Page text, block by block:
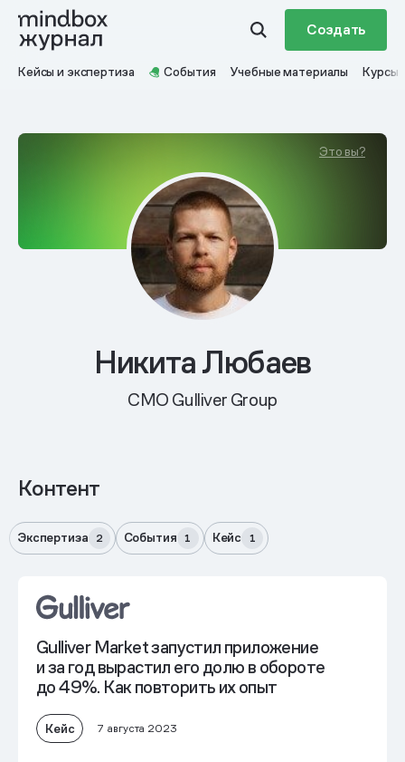
Создать
Кейсы и экспертиза События Учебные материалы Курсы
Это вы?
Никита Любаев
CMO Gulliver Group
Контент
Экспертиза 2 События 1 Кейс 1
Gulliver Market запустил приложение
и за год вырастил его долю в обороте
до 49%. Как повторить их опыт
Кейс 7 августа 2023